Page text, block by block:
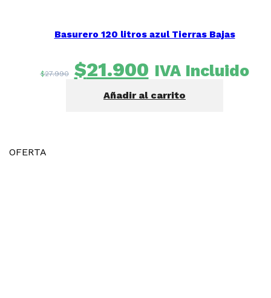
Basurero 120 litros azul Tierras Bajas
$27.990 El
precio
original
$21.900El
precio
actual
IVA Incluido
Añadir al carrito
OFERTA